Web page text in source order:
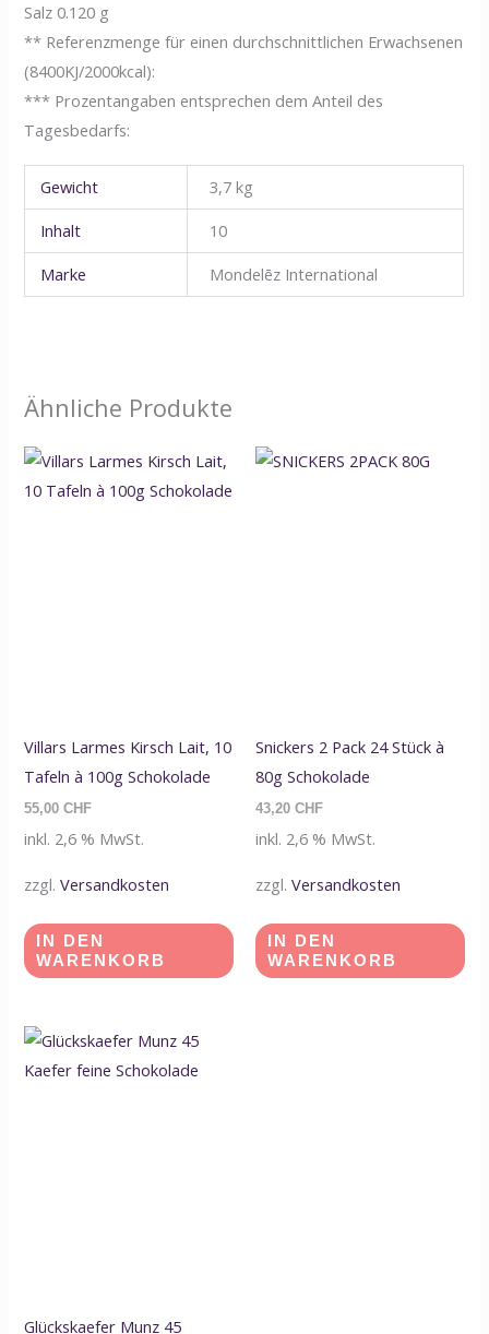
Salz 0.120 g
** Referenzmenge für einen durchschnittlichen Erwachsenen
(8400KJ/2000kcal):
*** Prozentangaben entsprechen dem Anteil des
Tagesbedarfs:
Gewicht
3,7 kg
Inhalt
10
Marke
Mondelēz International
Ähnliche Produkte
Villars Larmes Kirsch Lait, 10
Tafeln à 100g Schokolade
55,00CHF
inkl. 2,6 % MwSt.
zzgl.Versandkosten
IN DEN
WARENKORB
Snickers 2 Pack 24 Stück à
80g Schokolade
43,20 CHF
inkl. 2,6 % MwSt.
zzgl. Versandkosten
IN DEN
WARENKORB
Glückskaefer Munz 45